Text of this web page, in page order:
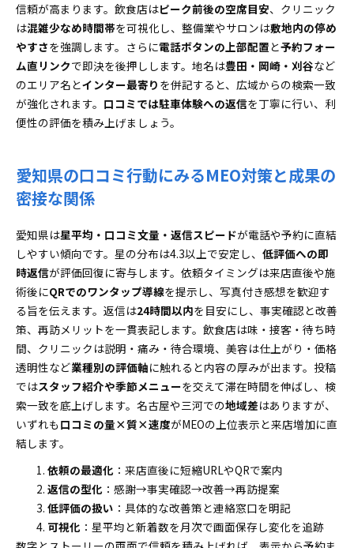
信頼が高まります。飲食店はピーク前後の空席目安、クリニック
は混雑少なめ時間帯を可視化し、整備業やサロンは敷地内の停め
やすさを強調します。さらに電話ボタンの上部配置と予約フォー
ム直リンクで即決を後押しします。地名は豊田・岡崎・刈谷など
のエリア名とインター最寄り を併記すると、広域からの検索一致
が強化されます。 口コミでは駐車体験への返信を丁寧に行い、利
便性の評価を積み上げましょう。
愛知県の口コミ行動にみるMEO対策と成果の
密接な関係
愛知県は星平均・口コミ文量・返信スピードが電話や予約に直結
しやすい傾向です。星の分布は4.3以上で安定し、 低評価への即
時返信が評価回復に寄与します。依頼タイミングは来店直後や施
術後にQRでのワンタップ導線を提示し、写真付き感想を歓迎す
る旨を伝えます。返信は24時間以内を目安にし、事実確認と改善
策、再訪メリットを一貫表記します。飲食店は味・接客・待ち時
間、クリニックは説明・痛み・待合環境、美容は仕上がり・価格
透明性など業種別の評価軸に触れると内容の厚みが出ます。投稿
ではスタッフ紹介や季節メニューを交えて滞在時間を伸ばし、検
索一致を底上げします。名古屋や三河での地域差はありますが、
いずれも 口コミの量×質×速度がMEOの上位表示と来店増加に直
結します。
依頼の最適化 ：来店直後に短縮URLやQRで案内
返信の型化 ：感謝→事実確認→改善→再訪提案
低評価の扱い ：具体的な改善策と連絡窓口を明記
可視化 ：星平均と新着数を月次で画面保存し変化を追跡